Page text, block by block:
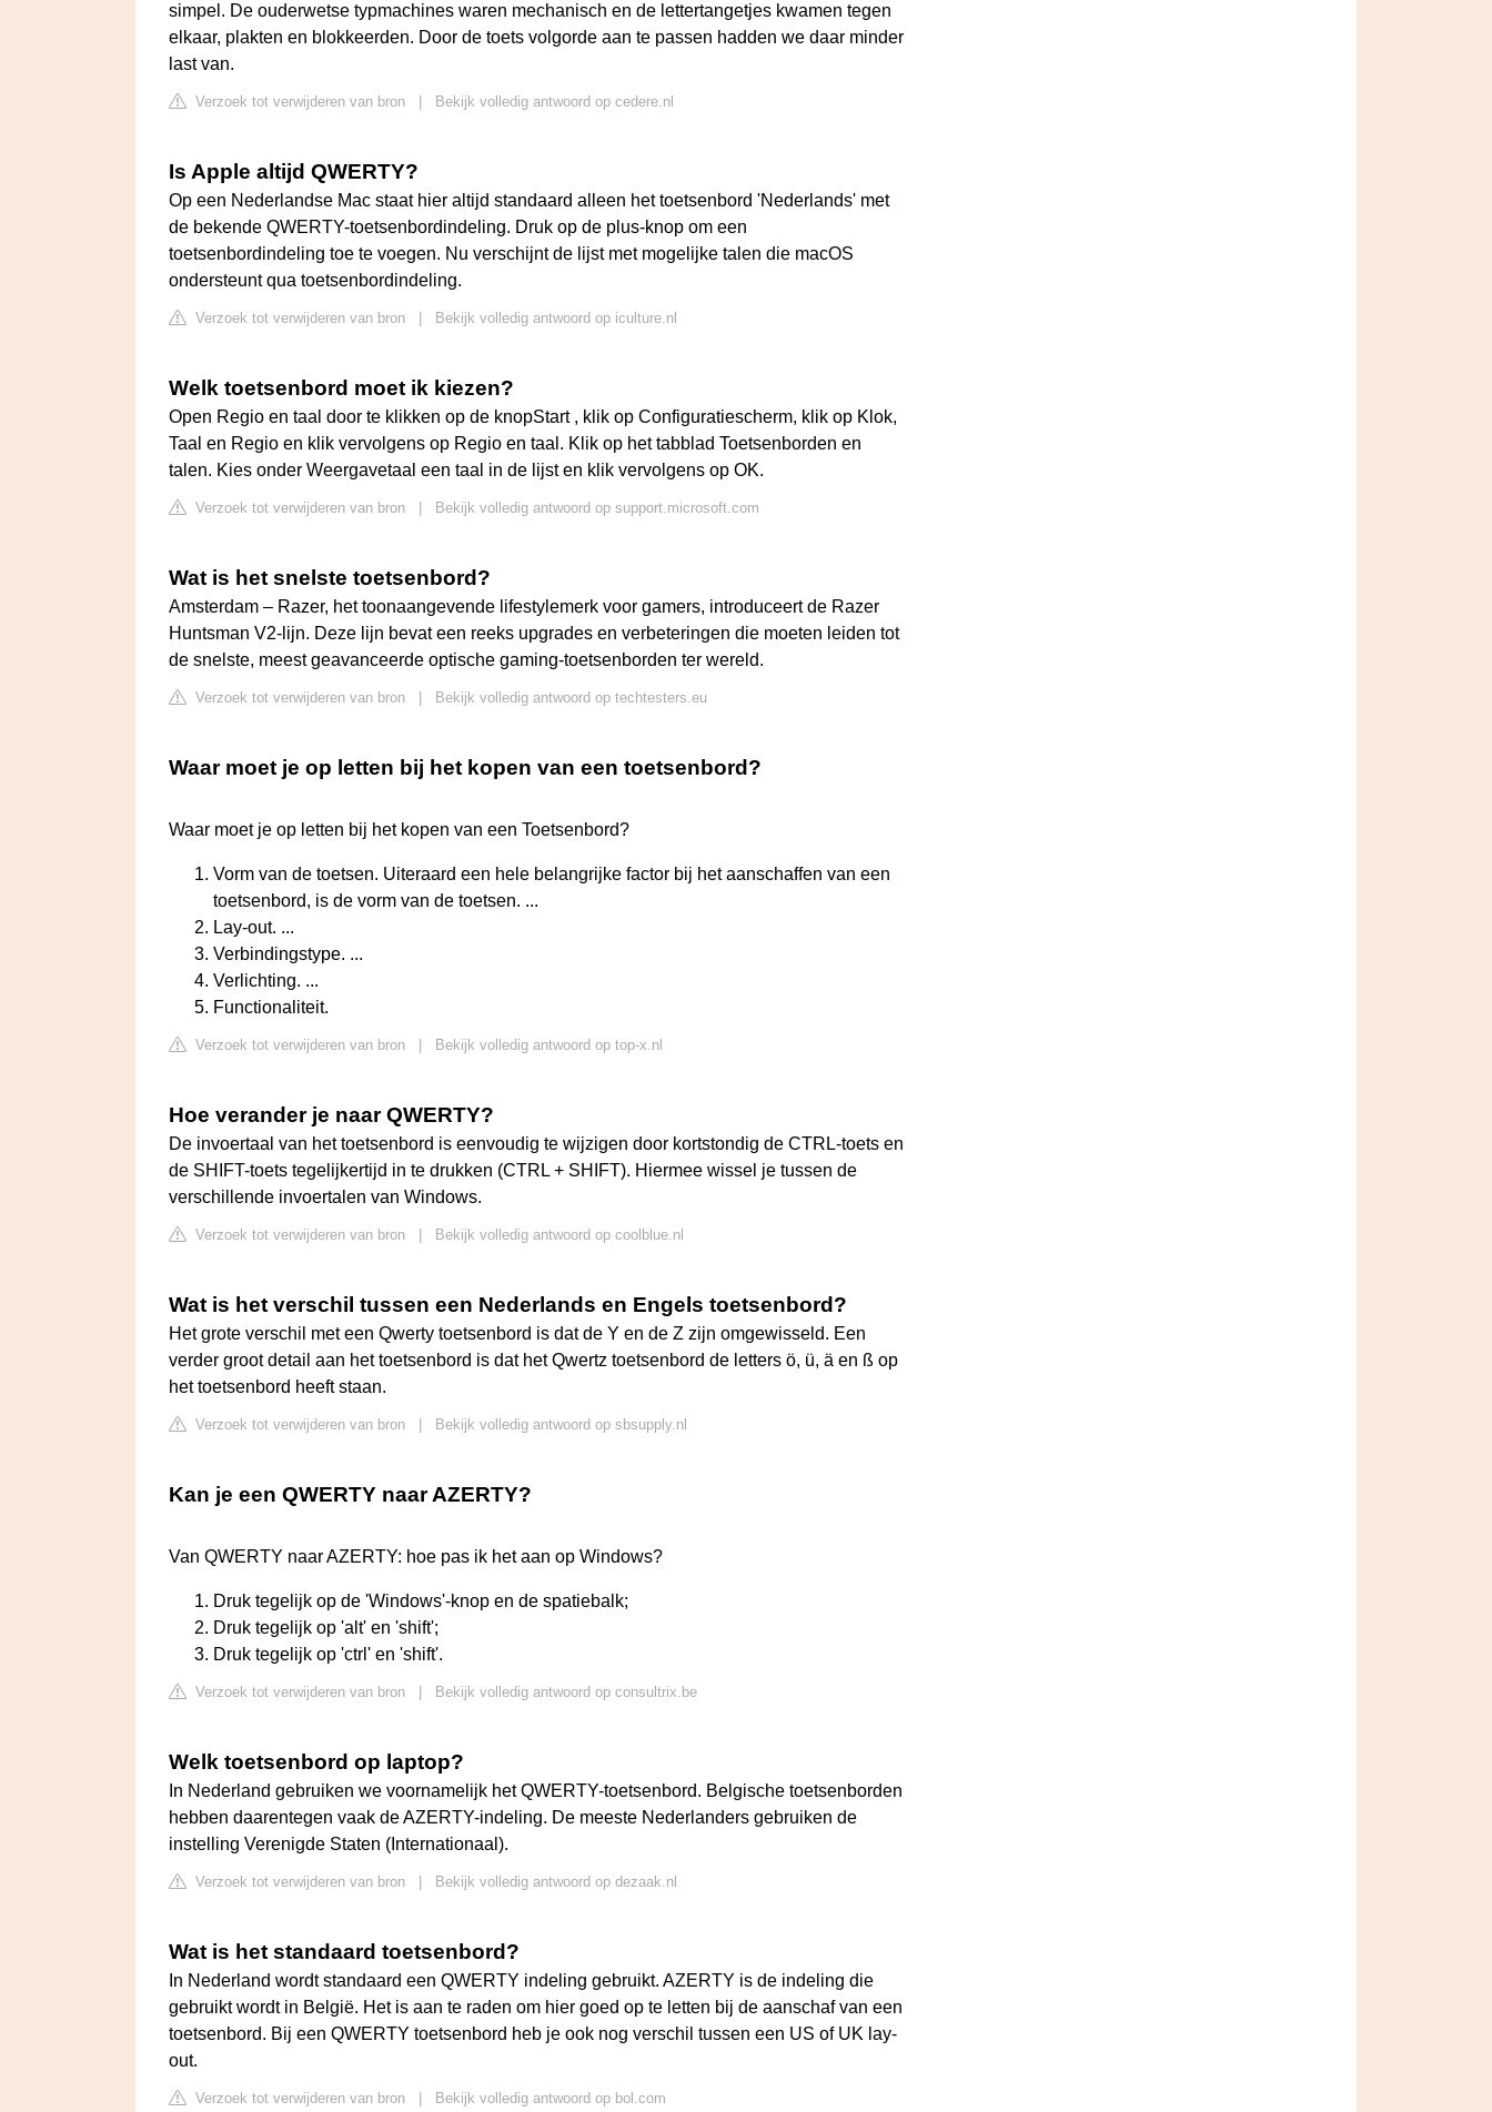
simpel. De ouderwetse typmachines waren mechanisch en de lettertangetjes kwamen tegen
elkaar, plakten en blokkeerden. Door de toets volgorde aan te passen hadden we daar minder
last van.
Verzoek tot verwijderen van bron Bekijk volledig antwoord op cedere.nl
Is Apple altijd QWERTY?
Op een Nederlandse Mac staat hier altijd standaard alleen het toetsenbord 'Nederlands' met
de bekende QWERTY-toetsenbordindeling. Druk op de plus-knop om een
toetsenbordindeling toe te voegen. Nu verschijnt de lijst met mogelijke talen die macOS
ondersteunt qua toetsenbordindeling.
Verzoek tot verwijderen van bron Bekijk volledig antwoord op iculture.nl
Welk toetsenbord moet ik kiezen?
Open Regio en taal door te klikken op de knopStart , klik op Configuratiescherm, klik op Klok,
Taal en Regio en klik vervolgens op Regio en taal. Klik op het tabblad Toetsenborden en
talen. Kies onder Weergavetaal een taal in de lijst en klik vervolgens op OK.
Verzoek tot verwijderen van bron Bekijk volledig antwoord op support.microsoft.com
Wat is het snelste toetsenbord?
Amsterdam – Razer, het toonaangevende lifestylemerk voor gamers, introduceert de Razer
Huntsman V2-lijn. Deze lijn bevat een reeks upgrades en verbeteringen die moeten leiden tot
de snelste, meest geavanceerde optische gaming-toetsenborden ter wereld.
Verzoek tot verwijderen van bron Bekijk volledig antwoord op techtesters.eu
Waar moet je op letten bij het kopen van een toetsenbord?
Waar moet je op letten bij het kopen van een Toetsenbord?
Vorm van de toetsen. Uiteraard een hele belangrijke factor bij het aanschaffen van een
toetsenbord, is de vorm van de toetsen. ...
Lay-out. ...
Verbindingstype. ...
Verlichting. ...
Functionaliteit.
Verzoek tot verwijderen van bron Bekijk volledig antwoord op top-x.nl
Hoe verander je naar QWERTY?
De invoertaal van het toetsenbord is eenvoudig te wijzigen door kortstondig de CTRL-toets en
de SHIFT-toets tegelijkertijd in te drukken (CTRL + SHIFT). Hiermee wissel je tussen de
verschillende invoertalen van Windows.
Verzoek tot verwijderen van bron Bekijk volledig antwoord op coolblue.nl
Wat is het verschil tussen een Nederlands en Engels toetsenbord?
Het grote verschil met een Qwerty toetsenbord is dat de Y en de Z zijn omgewisseld. Een
verder groot detail aan het toetsenbord is dat het Qwertz toetsenbord de letters ö, ü, ä en ß op
het toetsenbord heeft staan.
Verzoek tot verwijderen van bron Bekijk volledig antwoord op sbsupply.nl
Kan je een QWERTY naar AZERTY?
Van QWERTY naar AZERTY: hoe pas ik het aan op Windows?
Druk tegelijk op de 'Windows'-knop en de spatiebalk;
Druk tegelijk op 'alt' en 'shift';
Druk tegelijk op 'ctrl' en 'shift'.
Verzoek tot verwijderen van bron Bekijk volledig antwoord op consultrix.be
Welk toetsenbord op laptop?
In Nederland gebruiken we voornamelijk het QWERTY-toetsenbord. Belgische toetsenborden
hebben daarentegen vaak de AZERTY-indeling. De meeste Nederlanders gebruiken de
instelling Verenigde Staten (Internationaal).
Verzoek tot verwijderen van bron Bekijk volledig antwoord op dezaak.nl
Wat is het standaard toetsenbord?
In Nederland wordt standaard een QWERTY indeling gebruikt. AZERTY is de indeling die
gebruikt wordt in België. Het is aan te raden om hier goed op te letten bij de aanschaf van een
toetsenbord. Bij een QWERTY toetsenbord heb je ook nog verschil tussen een US of UK lay-
out.
Verzoek tot verwijderen van bron Bekijk volledig antwoord op bol.com